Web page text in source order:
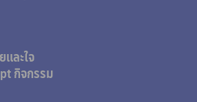
และใจ
กิจกรรม